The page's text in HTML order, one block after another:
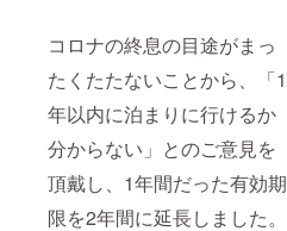
コロナの終息の目途がまっ
たくたたないことから、「1
年以内に泊まりに行けるか
分からない」とのご意見を
頂戴し、1年間だった有効期
限を2年間に延長しました。